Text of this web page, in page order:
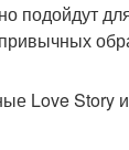
подойдут
Love Story